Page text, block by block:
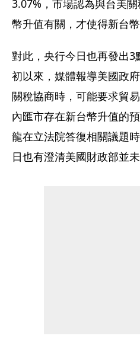
3.07%，市場認為與台美
幣升值有關，才使得新台幣
對此，央行今日也再發出3
初以來，媒體報導美國政
關稅協商時，可能要求貿
內匯市存在新台幣升值的
龍在立法院答復相關議題
日也有澄清美國財政部並